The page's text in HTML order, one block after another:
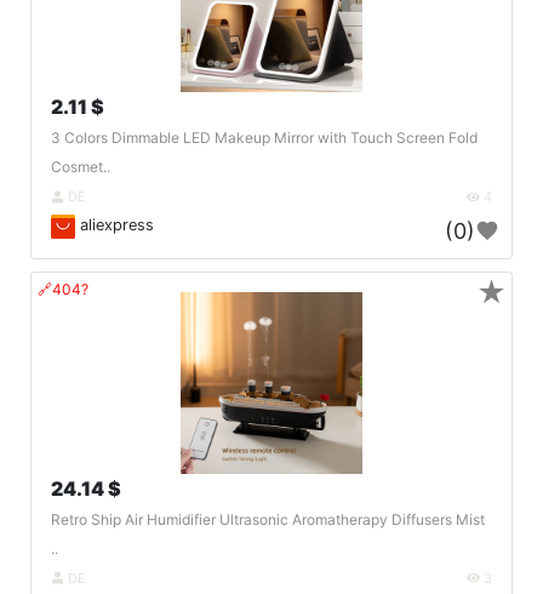
2.11 $
3 Colors Dimmable LED Makeup Mirror with Touch Screen Fold
Cosmet..
DE 4
aliexpress (0)
🔗404?
24.14 $
Retro Ship Air Humidifier Ultrasonic Aromatherapy Diffusers Mist
..
DE 3
★